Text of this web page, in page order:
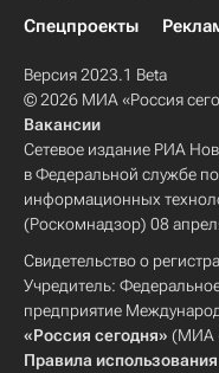
Спецпроекты
Версия 2023.1 Beta
© 2026 МИА «Россия
Вакансии
Сетевое издание РИА
в Федеральной службе
информационных
(Роскомнадзор) 08
Свидетельство о
Учредитель:
предприятие
«Россия сегодня» (МИА
Правила